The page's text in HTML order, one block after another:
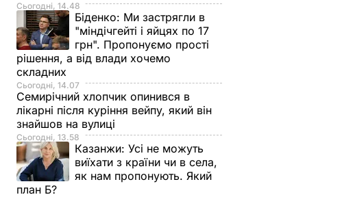
Сьогодні, 14.48
Біденко: Ми застрягли в
"міндічгейті і яйцях по 17
грн". Пропонуємо прості
рішення, а від влади хочемо
складних
Сьогодні, 14.07
Семирічний хлопчик опинився в
лікарні після куріння вейпу, який він
знайшов на вулиці
Сьогодні, 13.58
Казанжи: Усі не можуть
виїхати з країни чи в села,
як нам пропонують. Який
план Б?